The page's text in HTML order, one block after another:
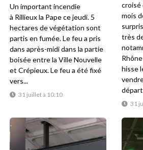
31 juillet à 10:10
Un important incendie
à Rillieux la Pape ce jeudi. 5
hectares de végétation sont
partis en fumée. Le feu a pris
dans après-midi dans la partie
boisée entre la Ville Nouvelle
et Crépieux. Le feu a été fixé
vers...
31
croisé
mois
très
hisse